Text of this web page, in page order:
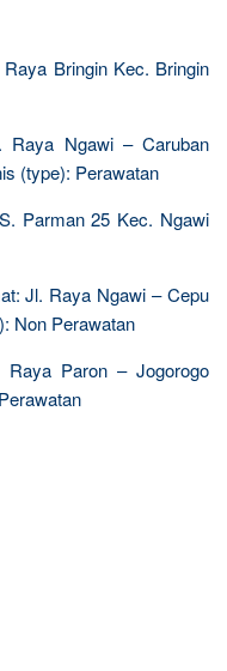
Bringin Kec. Bringin
Ngawi – Caruban
(type): Perawatan
Parman 25 Kec. Ngawi
Jl. Raya Ngawi – Cepu
Non Perawatan
Raya Paron – Jogorogo